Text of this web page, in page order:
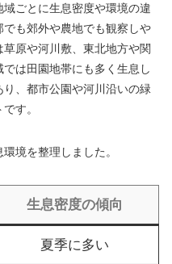
ごとに生息密度や環境の違
も郊外や農地でも観察しや
原や河川敷、東北地方や関
は田園地帯にも多く生息し
、都市公園や河川沿いの緑
す。
境を整理しました。
生息密度の傾向
夏季に多い